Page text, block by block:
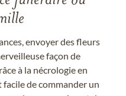
envoyer des fleurs
façon de
à la nécrologie en
facile de commander un